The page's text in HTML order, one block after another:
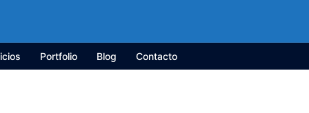
Portfolio Blog Contacto